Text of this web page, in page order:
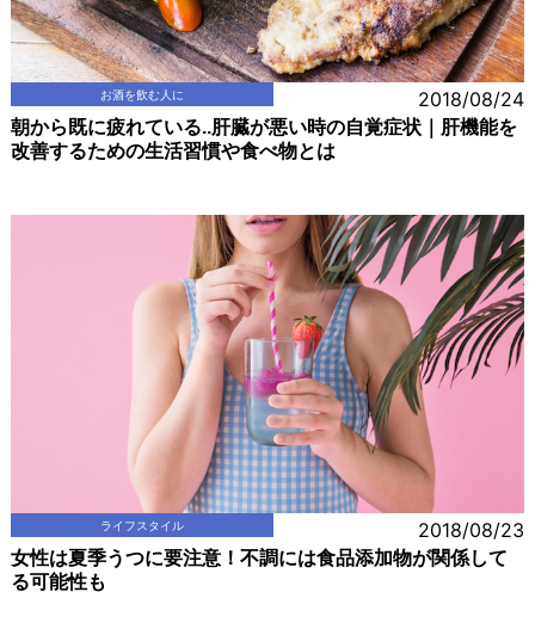
お酒を飲む人に 2018/08/24
朝から既に疲れている..肝臓が悪い時の自覚症状｜肝機能を
改善するための生活習慣や食べ物とは
ライフスタイル 2018/08/23
女性は夏季うつに要注意！不調には食品添加物が関係して
る可能性も